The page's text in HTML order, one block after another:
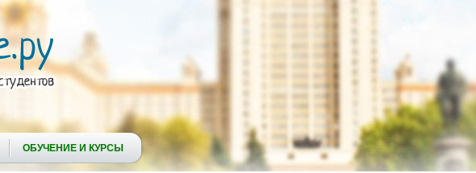
ОБУЧЕНИЕ И КУРСЫ